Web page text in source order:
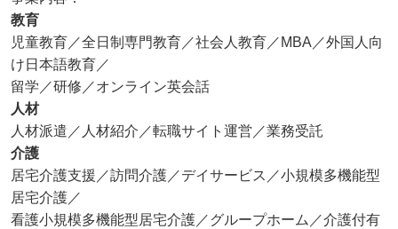
教育
児童教育／全日制専門教育／社会人教育／MBA／外国人向
け日本語教育／
留学／研修／オンライン英会話
人材
人材派遣／人材紹介／転職サイト運営／業務受託
介護
居宅介護支援／訪問介護／デイサービス／小規模多機能型
居宅介護／
看護小規模多機能型居宅介護／グループホーム／介護付有